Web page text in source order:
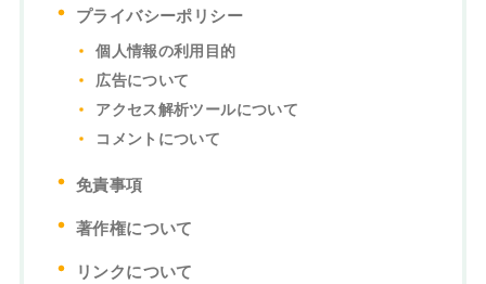
プライバシーポリシー
個人情報の利用目的
広告について
アクセス解析ツールについて
コメントについて
免責事項
著作権について
リンクについて